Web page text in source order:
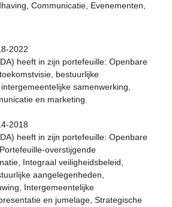
Communicatie, Evenementen,
2022
heeft in zijn portefeuille: Openbare
bestuurlijke
samenwerking,
en marketing.
2018
heeft in zijn portefeuille: Openbare
overstijgende
Integraal veiligheidsbeleid,
aangelegenheden,
Intergemeentelijke
en jumelage, Strategische